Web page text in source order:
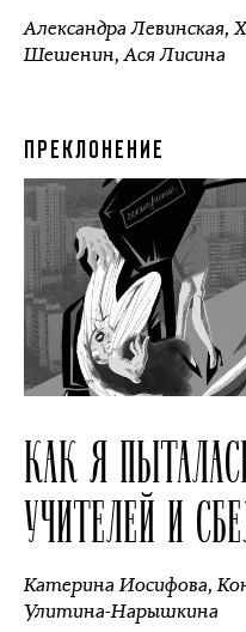
Александра Левинская,
Шешенин,Ася Лисина
ПРЕКЛОНЕНИЕ
КАК Я
УЧИТЕЛЕЙ И
Катерина Иосифова,
Улитина-Нарышкина